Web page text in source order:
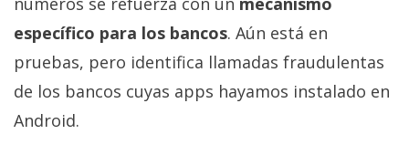
específico para los bancos. Aún está en
pruebas, pero identifica llamadas fraudulentas
de los bancos cuyas apps hayamos instalado en
Android.